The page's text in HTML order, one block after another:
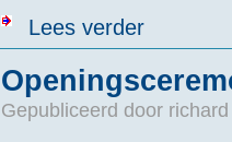
Lees verderover WK
Gepubliceerd door